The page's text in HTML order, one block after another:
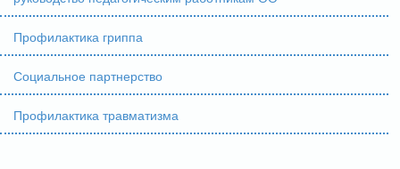
Профилактика гриппа
Социальное партнерство
Профилактика травматизма